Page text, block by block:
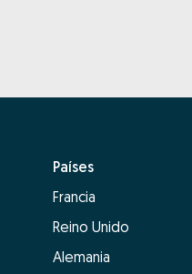
Países
Francia
Reino Unido
Alemania